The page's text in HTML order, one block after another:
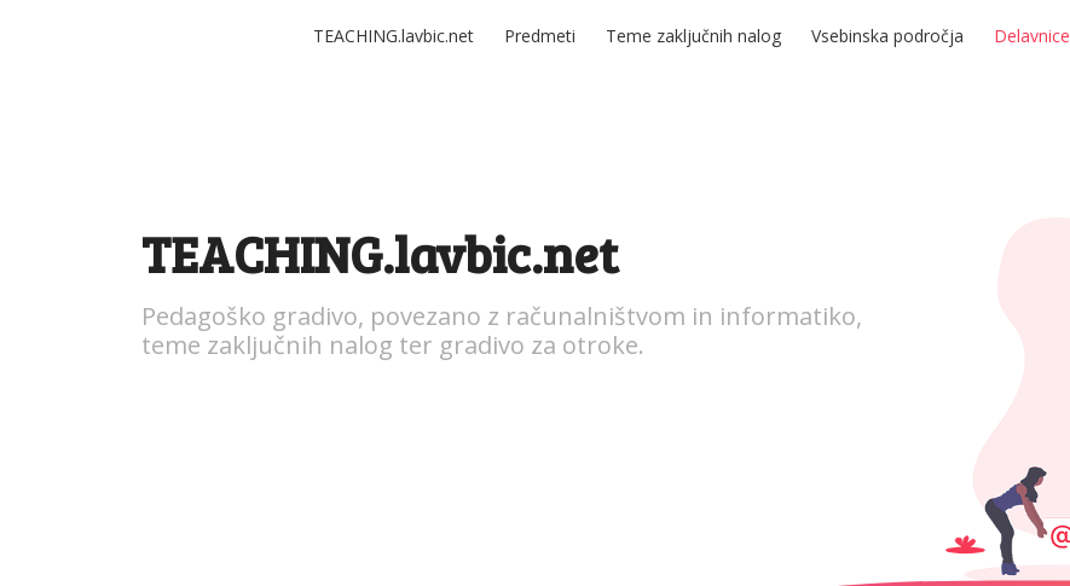
TEACHING.lavbic.net Predmeti Teme zaključnih nalog Vsebinska področja Delavnice
TEACHING.lavbic.net
Pedagoško gradivo, povezano z računalništvom in informatiko,
teme zaključnih nalog ter gradivo za otroke.